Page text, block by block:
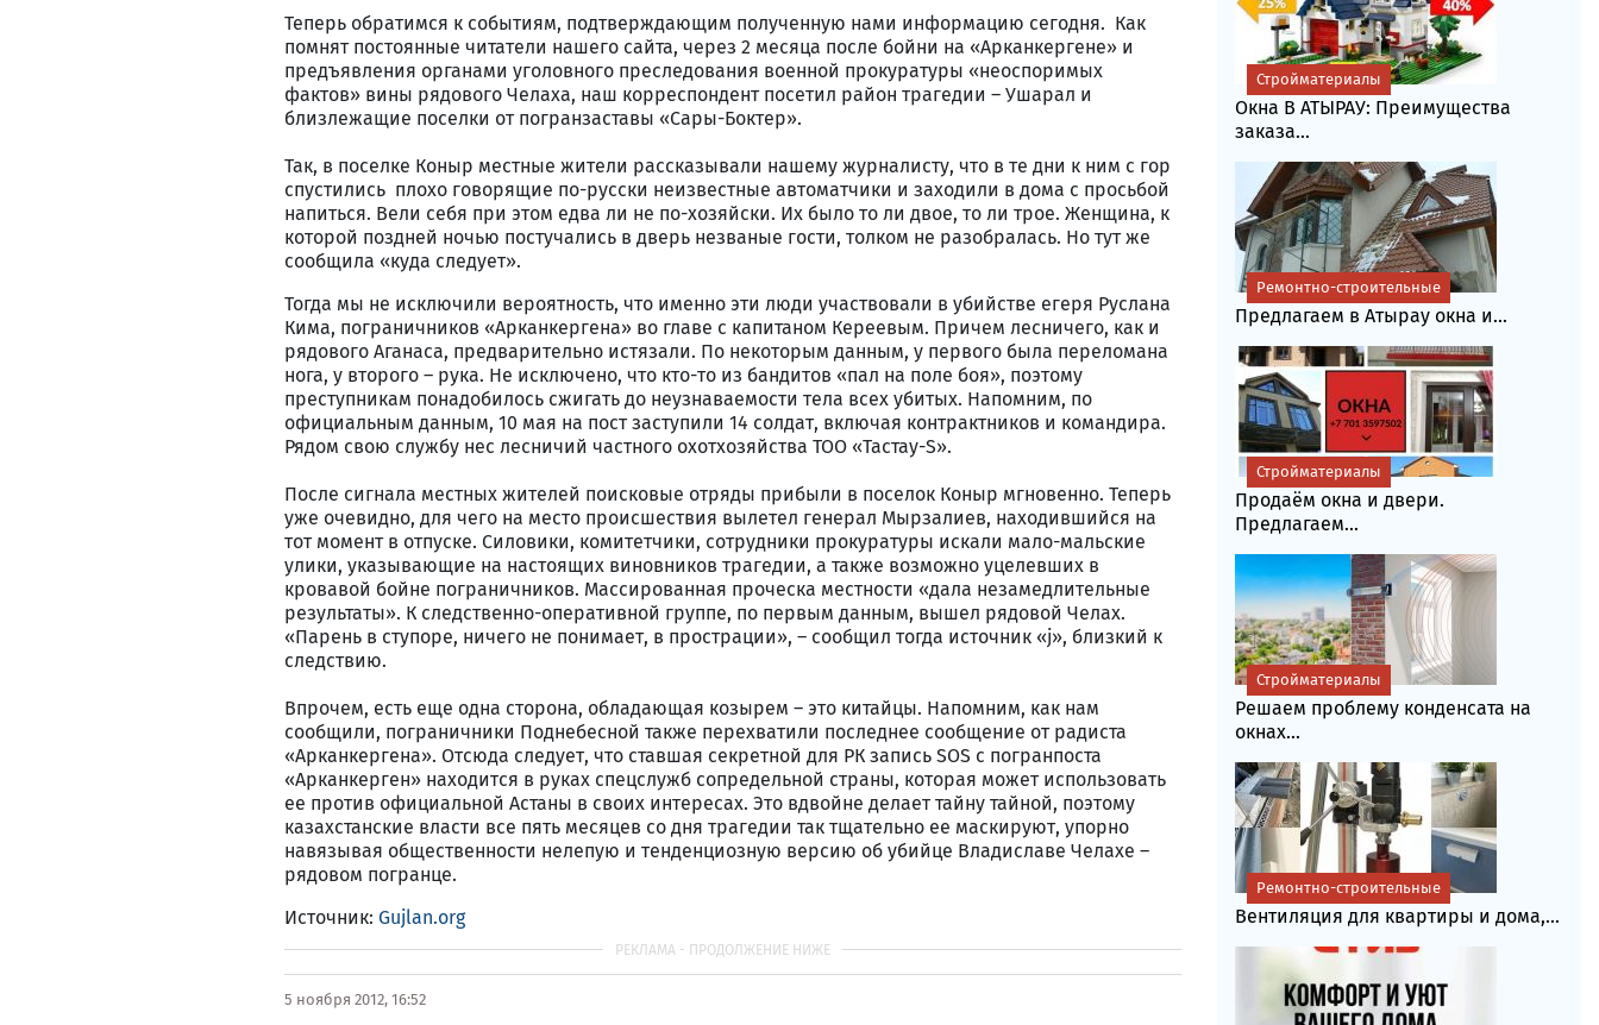
Теперь обратимся к событиям, подтверждающим полученную нами информацию сегодня. Как
помнят постоянные читатели нашего сайта, через 2 месяца после бойни на «Арканкергене» и
предъявления органами уголовного преследования военной прокуратуры «неоспоримых
фактов» вины рядового Челаха, наш корреспондент посетил район трагедии – Ушарал и
близлежащие поселки от погранзаставы «Сары-Боктер».
Так, в поселке Коныр местные жители рассказывали нашему журналисту, что в те дни к ним с гор
спустились плохо говорящие по-русски неизвестные автоматчики и заходили в дома с просьбой
напиться. Вели себя при этом едва ли не по-хозяйски. Их было то ли двое, то ли трое. Женщина, к
которой поздней ночью постучались в дверь незваные гости, толком не разобралась. Но тут же
сообщила «куда следует».
Тогда мы не исключили вероятность, что именно эти люди участвовали в убийстве егеря Руслана
Кима, пограничников «Арканкергена» во главе с капитаном Кереевым. Причем лесничего, как и
рядового Аганаса, предварительно истязали. По некоторым данным, у первого была переломана
нога, у второго – рука. Не исключено, что кто-то из бандитов «пал на поле боя», поэтому
преступникам понадобилось сжигать до неузнаваемости тела всех убитых. Напомним, по
официальным данным, 10 мая на пост заступили 14 солдат, включая контрактников и командира.
Рядом свою службу нес лесничий частного охотхозяйства ТОО «Тастау-S».
После сигнала местных жителей поисковые отряды прибыли в поселок Коныр мгновенно. Теперь
уже очевидно, для чего на место происшествия вылетел генерал Мырзалиев, находившийся на
тот момент в отпуске. Силовики, комитетчики, сотрудники прокуратуры искали мало-мальские
улики, указывающие на настоящих виновников трагедии, а также возможно уцелевших в
кровавой бойне пограничников. Массированная проческа местности «дала незамедлительные
результаты». К следственно-оперативной группе, по первым данным, вышел рядовой Челах.
«Парень в ступоре, ничего не понимает, в прострации», – сообщил тогда источник «j», близкий к
следствию.
Впрочем, есть еще одна сторона, обладающая козырем – это китайцы. Напомним, как нам
сообщили, пограничники Поднебесной также перехватили последнее сообщение от радиста
«Арканкергена». Отсюда следует, что ставшая секретной для РК запись SOS с погранпоста
«Арканкерген» находится в руках спецслужб сопредельной страны, которая может использовать
ее против официальной Астаны в своих интересах. Это вдвойне делает тайну тайной, поэтому
казахстанские власти все пять месяцев со дня трагедии так тщательно ее маскируют, упорно
навязывая общественности нелепую и тенденциозную версию об убийце Владиславе Челахе –
рядовом погранце.
Источник: Gujlan.org
5 ноября 2012, 16:52
Окна В АТЫРАУ: Преимущества
заказа...
Стройматериалы
Предлагаем в Атырау окна и...
Ремонтно-строительные
Продаём окна и двери.
Предлагаем...
Стройматериалы
Решаем проблему конденсата на
окнах...
Стройматериалы
Вентиляция для квартиры и дома,...
Ремонтно-строительные